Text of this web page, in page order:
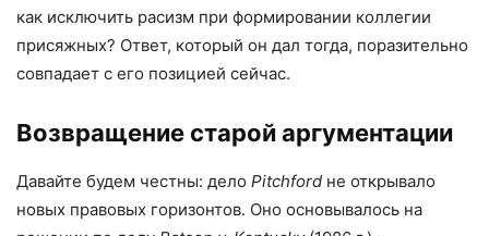
как исключить расизм при формировании коллегии
присяжных? Ответ, который он дал тогда, поразительно
совпадает с его позицией сейчас.
Возвращение старой аргументации
Давайте будем честны: дело Pitchford не открывало
новых правовых горизонтов. Оно основывалось на